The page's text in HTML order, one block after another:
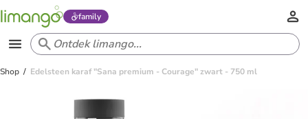
family
Shop Edelsteen karaf "Sana premium - Courage" zwart - 750 ml